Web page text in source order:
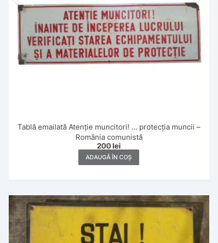
Tablă emailată Atenție muncitori! … protecția muncii –
România comunistă
200 lei
ADAUGĂ ÎN COȘ